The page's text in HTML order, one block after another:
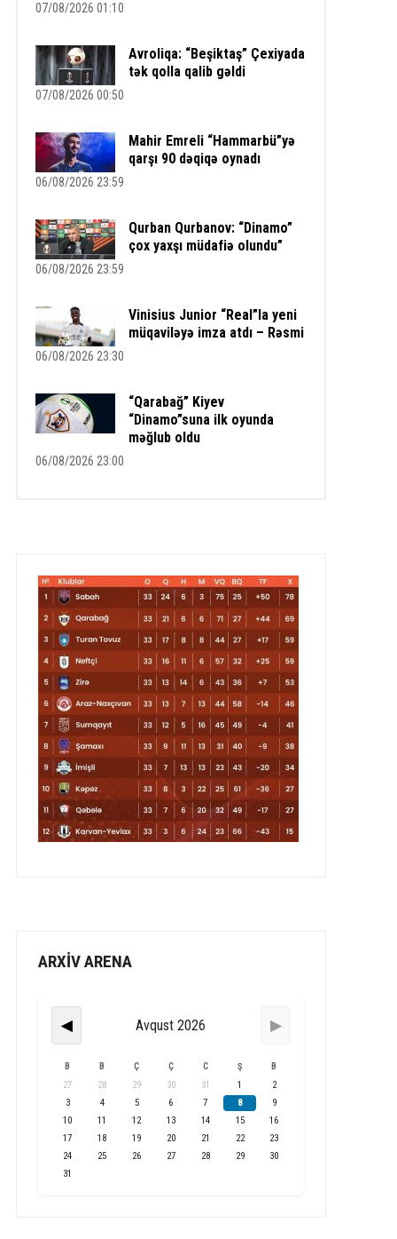
07/08/2026 01:10
Avroliqa: “Beşiktaş” Çexiyada
tək qolla qalib gəldi
07/08/2026 00:50
Mahir Emreli “Hammarbü”yə
qarşı 90 dəqiqə oynadı
06/08/2026 23:59
Qurban Qurbanov: “Dinamo”
çox yaxşı müdafiə olundu”
06/08/2026 23:59
Vinisius Junior “Real”la yeni
müqaviləyə imza atdı – Rəsmi
06/08/2026 23:30
“Qarabağ” Kiyev
“Dinamo”suna ilk oyunda
məğlub oldu
06/08/2026 23:00
ARXİV ARENA
◀ Avqust 2026 ▶
B B Ç Ç C Ş B
27 28 29 30 31 1
2
3
4 5 6 7 8
9
10
11 12 13 14 15
16
17
18 19 20 21 22
23
24
25 26 27 28 29
30
31